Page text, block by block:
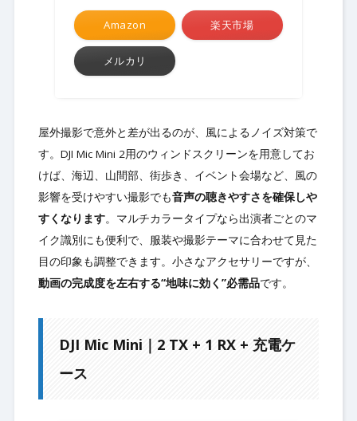
Amazon 楽天市場
メルカリ
屋外撮影で意外と差が出るのが、風によるノイズ対策で
す。DJI Mic Mini 2用のウィンドスクリーンを用意してお
けば、海辺、山間部、街歩き、イベント会場など、風の
影響を受けやすい撮影でも音声の聴きやすさを確保しや
すくなります。マルチカラータイプなら出演者ごとのマ
イク識別にも便利で、服装や撮影テーマに合わせて見た
目の印象も調整できます。小さなアクセサリーですが、
動画の完成度を左右する“地味に効く”必需品です。
DJI Mic Mini｜2 TX + 1 RX + 充電ケ
ース